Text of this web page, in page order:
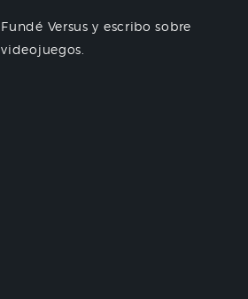
Fundé Versus y escribo sobre
videojuegos.